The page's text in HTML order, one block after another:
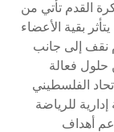
القدم تأتي من
بقية الأعضاء
نقف إلى جانب
حلول فعالة
الفلسطيني
للرياضة
أهداف